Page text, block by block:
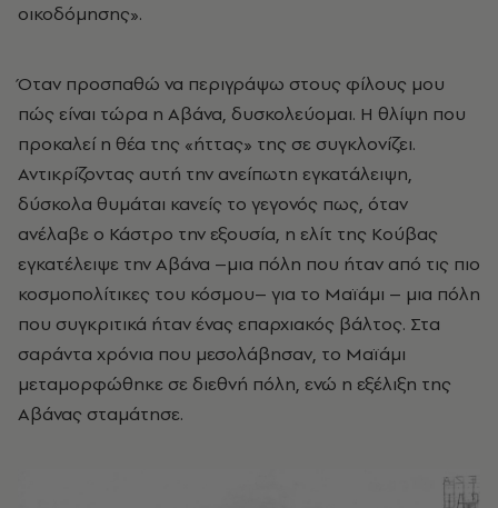
οικοδόμησης».
Όταν προσπαθώ να περιγράψω στους φίλους μου
πώς είναι τώρα η Αβάνα, δυσκολεύομαι. Η θλίψη που
προκαλεί η θέα της «ήττας» της σε συγκλονίζει.
Αντικρίζοντας αυτή την ανείπωτη εγκατάλειψη,
δύσκολα θυμάται κανείς το γεγονός πως, όταν
ανέλαβε ο Κάστρο την εξουσία, η ελίτ της Κούβας
εγκατέλειψε την Αβάνα –μια πόλη που ήταν από τις πιο
κοσμοπολίτικες του κόσμου– για το Μαϊάμι – μια πόλη
που συγκριτικά ήταν ένας επαρχιακός βάλτος. Στα
σαράντα χρόνια που μεσολάβησαν, το Μαϊάμι
μεταμορφώθηκε σε διεθνή πόλη, ενώ η εξέλιξη της
Αβάνας σταμάτησε.